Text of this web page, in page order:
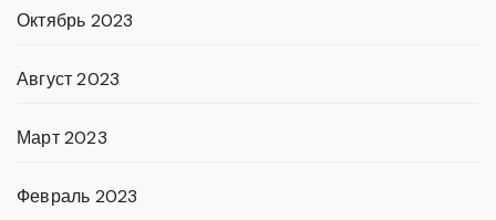
Октябрь 2023
Август 2023
Март 2023
Февраль 2023